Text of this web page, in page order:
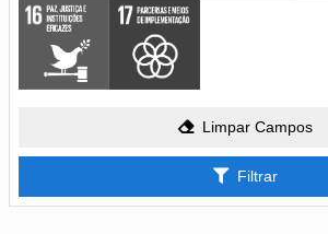
Limpar Campos
Filtrar